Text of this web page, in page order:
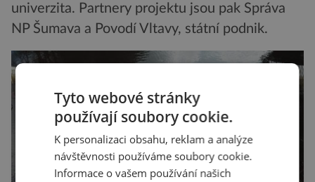
univerzita. Partnery projektu jsou pak Správa
NP Šumava a Povodí Vltavy, státní podnik.
Tyto webové stránky
používají soubory cookie.
K personalizaci obsahu, reklam a analýze
návštěvnosti používáme soubory cookie.
Informace o vašem používání našich